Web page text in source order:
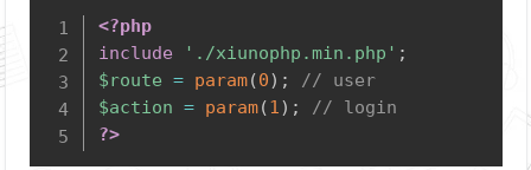
<?php
include
'./xiunophp.min.php' ;
$route = param(0) ;
// user
$action = param(1) ;
// login
?>